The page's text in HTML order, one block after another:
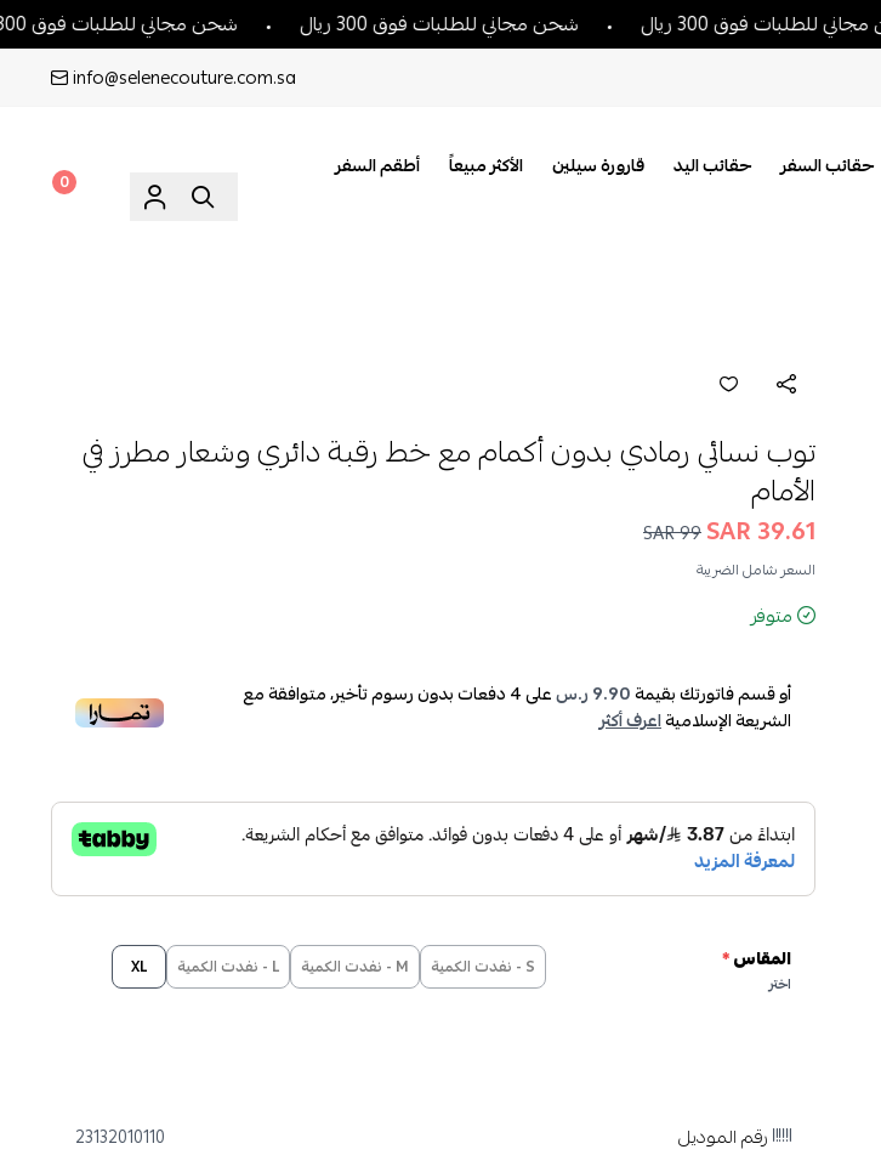
فوق 300 ريال شحن مجاني للطلبات فوق 300 ريال شحن مجاني للطلبات فوق 300 ريال
info@selenecouture.com.sa
حقائب السفر حقائب اليد قارورة سيلين الأكثر مبيعاً
أطقم السفر
0
توب نسائي رمادي بدون أكمام مع خط رقبة دائري وشعار مطرز في
الأمام
39.61 SAR
99 SAR
السعر شامل الضريبة
متوفر
أو قسم فاتورتك بقيمة9.90 ر.س على4دفعات بدون رسوم تأخير، متوافقة مع
الشريعة الإسلاميةاعرف أكثر
المقاس*
اختر
S - نفدت الكمية M - نفدت الكمية L - نفدت الكمية XL
رقم الموديل 23132010110